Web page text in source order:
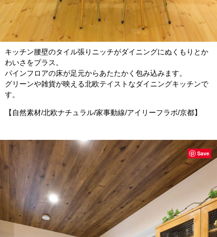
キッチン腰壁のタイル張りニッチがダイニングにぬくもりとか
わいさをプラス。
パインフロアの床が足元からあたたかく包み込みます。
グリーンや雑貨が映える北欧テイストなダイニングキッチンで
す。
【自然素材/北欧ナチュラル/家事動線/アイリーフラボ/京都】
Save